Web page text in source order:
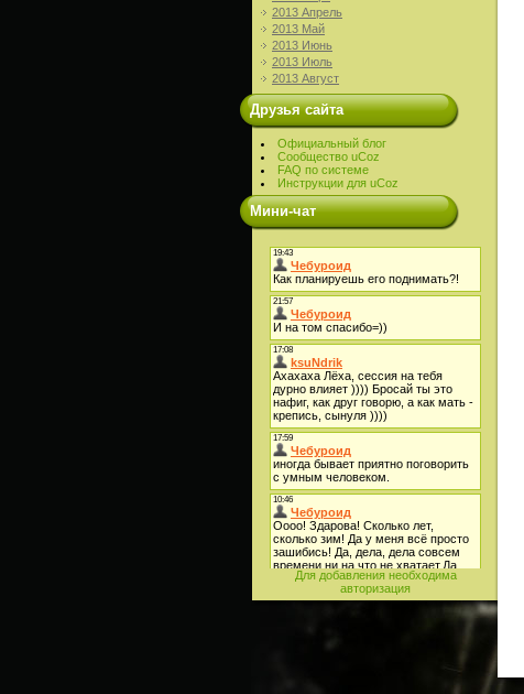
2013 Апрель
2013 Май
2013 Июнь
2013 Июль
2013 Август
Друзья сайта
Официальный блог
Сообщество uCoz
FAQ по системе
Инструкции для uCoz
Мини-чат
Для добавления необходима
авторизация